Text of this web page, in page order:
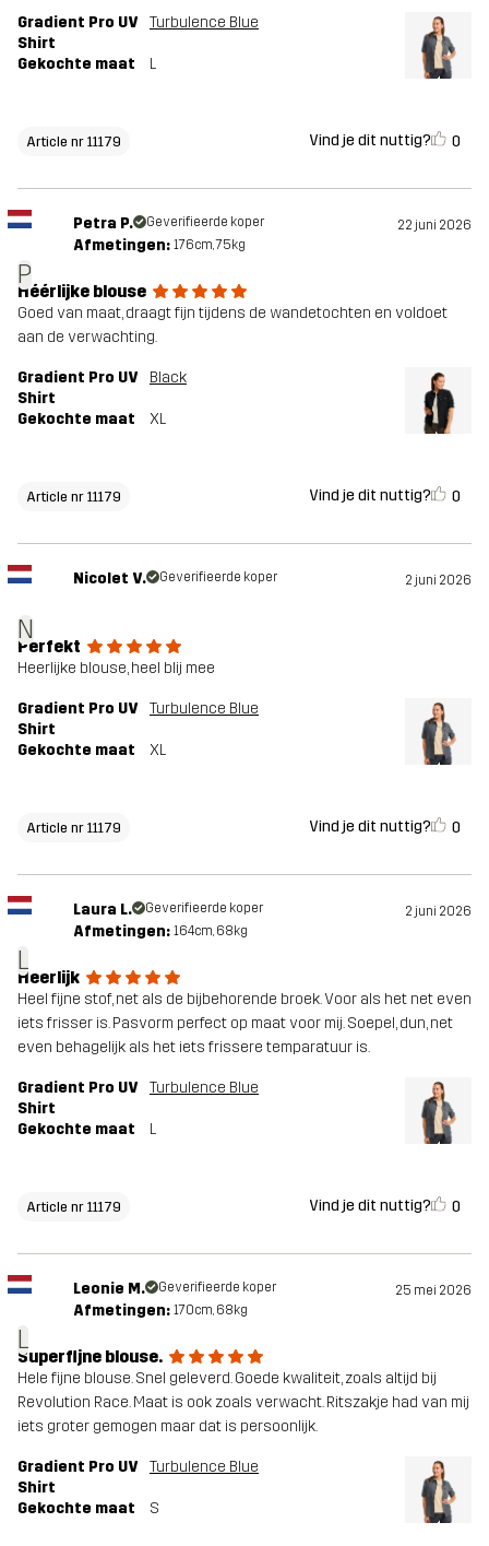
Gradient Pro UV
Shirt
Turbulence Blue
Gekochte maat L
Article nr 11179 Vind je dit nuttig? 0
P
Petra P. Geverifieerde koper 22 juni 2026
Afmetingen: 176cm, 75kg
Héérlijke blouse
Goed van maat, draagt fijn tijdens de wandetochten en voldoet
aan de verwachting.
Gradient Pro UV
Shirt
Black
Gekochte maat XL
Article nr 11179 Vind je dit nuttig? 0
N
Nicolet V. Geverifieerde koper 2 juni 2026
Perfekt
Heerlijke blouse, heel blij mee
Gradient Pro UV
Shirt
Turbulence Blue
Gekochte maat XL
Article nr 11179 Vind je dit nuttig? 0
L
Laura L. Geverifieerde koper 2 juni 2026
Afmetingen: 164cm, 68kg
Heerlijk
Heel fijne stof, net als de bijbehorende broek. Voor als het net even
iets frisser is. Pasvorm perfect op maat voor mij. Soepel, dun, net
even behagelijk als het iets frissere temparatuur is.
Gradient Pro UV
Shirt
Turbulence Blue
Gekochte maat L
Article nr 11179 Vind je dit nuttig? 0
L
Leonie M. Geverifieerde koper 25 mei 2026
Afmetingen: 170cm, 68kg
Superfijne blouse.
Hele fijne blouse. Snel geleverd. Goede kwaliteit, zoals altijd bij
Revolution Race. Maat is ook zoals verwacht. Ritszakje had van mij
iets groter gemogen maar dat is persoonlijk.
Gradient Pro UV
Shirt
Turbulence Blue
Gekochte maat S